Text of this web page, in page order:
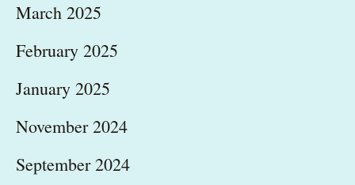
March 2025
February 2025
January 2025
November 2024
September 2024